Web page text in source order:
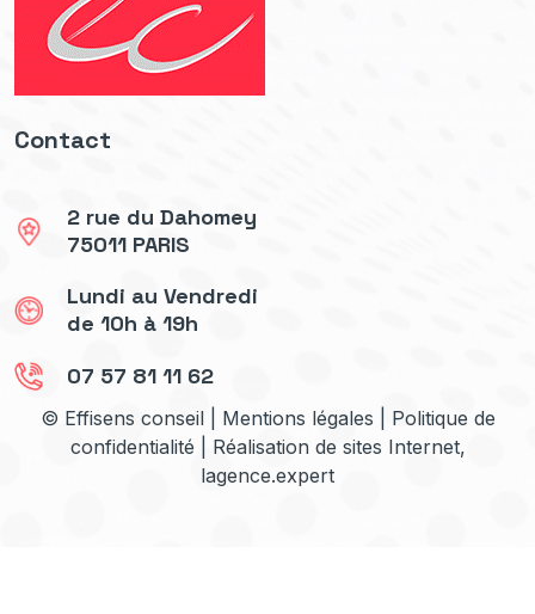
Contact
2 rue du Dahomey
75011 PARIS
Lundi au Vendredi
de 10h à 19h
07 57 81 11 62
© Effisens conseil | Mentions légales
Politique de
confidentialité | Réalisation de sites Internet,
lagence.expert